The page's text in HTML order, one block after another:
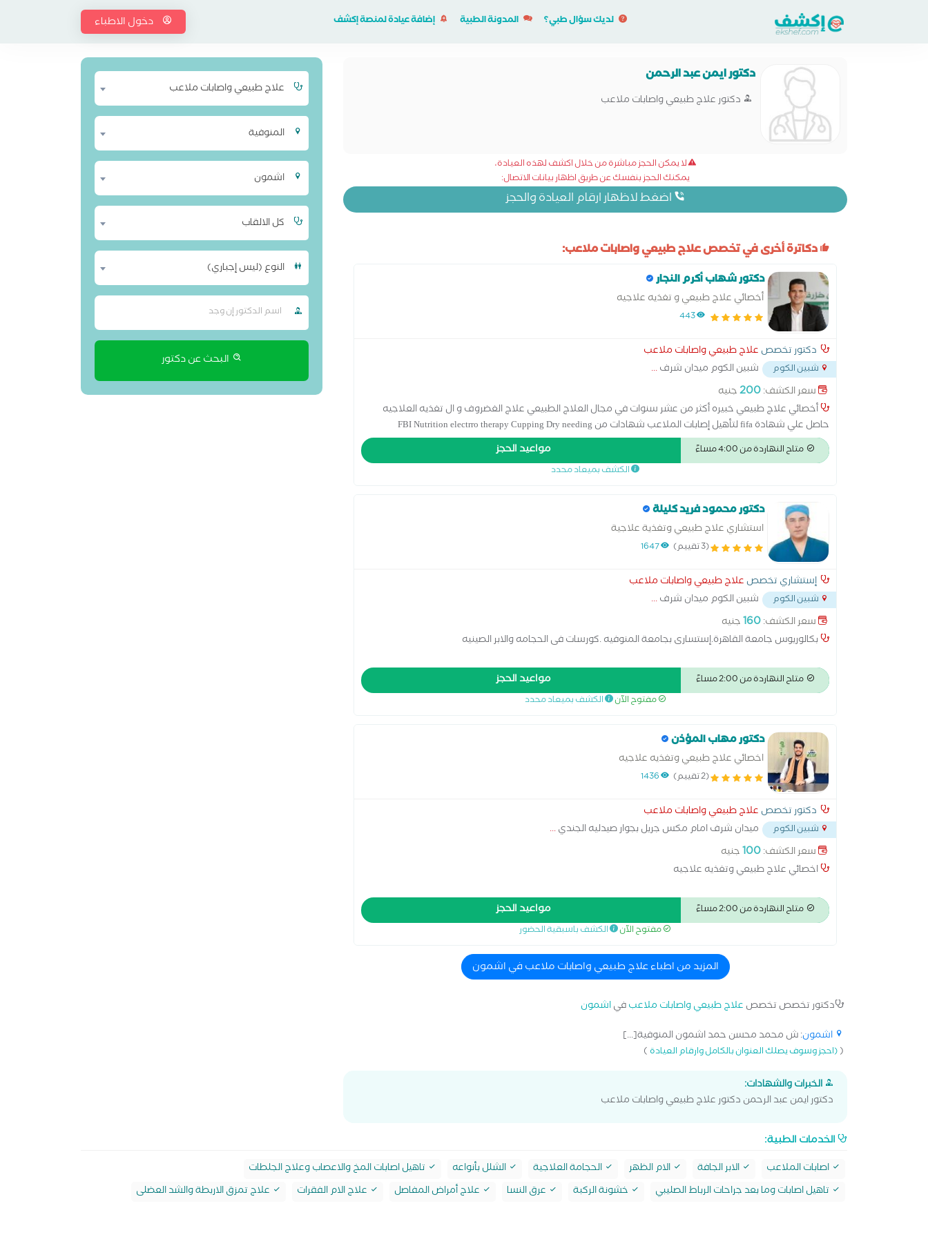
لديك سؤال طبي؟ المدونة الطبية إضافة عيادة لمنصة إكشف دخول الاطباء
دكتور ايمن عبد الرحمن
دكتور علاج طبيعي واصابات ملاعب
لا يمكن الحجز مباشرة من خلال اكشف لهذه العيادة،
يمكنك الحجز بنفسك عن طريق اظهار بيانات الاتصال:
اضغط لاظهار ارقام العيادة والحجز
دكاترة أخرى في تخصص علاج طبيعي واصابات ملاعب:
دكتور شهاب أكرم النجار
أخصائي علاج طبيعي و تغذيه علاجيه
443
دكتور تخصص علاج طبيعي واصابات ملاعب
شبين الكوم شبين الكوم ميدان شرف...
سعر الكشف:200جنيه
أخصائي علاج طبيعي خبيره أكثر من عشر سنوات في مجال العلاج الطبيعي علاج الغضروف و ال تغذيه العلاجيه
حاصل علي شهادة fifa لتأهيل إصابات الملاعب شهادات من FBI Nutrition electrro therapy Cupping Dry needing
متاح النهاردة من 4:00 مساءً مواعيد الحجز
الكشف بميعاد محدد
دكتور محمود فريد كليلة
استشاري علاج طبيعي وتغذية علاجية
(3 تقييم) 1647
إستشاري تخصص علاج طبيعي واصابات ملاعب
شبين الكوم شبين الكوم ميدان شرف...
سعر الكشف:160جنيه
بكالوريوس جامعة القاهرة.إستسارى بجامعة المنوفيه .كورسات فى الحجامه والابر الصينيه
متاح النهاردة من 2:00 مساءً مواعيد الحجز
مفتوح الآن الكشف بميعاد محدد
دكتور مهاب المؤذن
اخصائي علاج طبيعي وتغذيه علاجيه
(2 تقييم) 1436
دكتور تخصص علاج طبيعي واصابات ملاعب
شبين الكوم ميدان شرف امام مكس جريل بجوار صيدليه الجندي...
سعر الكشف:100جنيه
اخصائي علاج طبيعي وتغذيه علاجيه
متاح النهاردة من 2:00 مساءً مواعيد الحجز
مفتوح الآن الكشف باسبقية الحضور
المزيد من اطباء علاج طبيعي واصابات ملاعب في اشمون
دكتور تخصص تخصص علاج طبيعي واصابات ملاعبفياشمون
اشمون: ش محمد محسن حمد اشمون المنوفية[...]
((احجز وسوف يصلك العنوان بالكامل وارقام العيادة)
الخبرات والشهادات:
دكتور ايمن عبد الرحمن دكتور علاج طبيعي واصابات ملاعب
علاج طبيعي واصابات ملاعب
المنوفية
اشمون
كل الالقاب
النوع (ليس إجباري)
البحث عن دكتور
الخدمات الطبية:
اصابات الملاعب الابر الجافة الام الظهر الحجامة العلاجية الشلل بأنواعه
تاهيل اصابات المخ والاعصاب وعلاج الجلطات
تاهيل اصابات وما بعد جراحات الرباط الصليبي
خشونة الركبة عرق النسا علاج أمراض المفاصل علاج الام الفقرات علاج تمزق الاربطة والشد العضلى